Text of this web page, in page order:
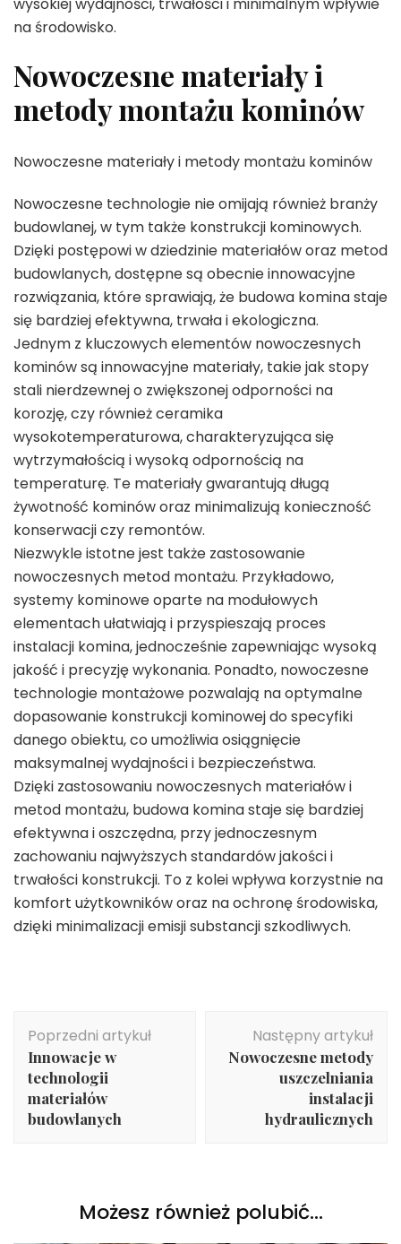
na środowisko.
Nowoczesne materiały i
metody montażu kominów
Nowoczesne materiały i metody montażu kominów
Nowoczesne technologie nie omijają również branży
budowlanej, w tym także konstrukcji kominowych.
Dzięki postępowi w dziedzinie materiałów oraz metod
budowlanych, dostępne są obecnie innowacyjne
rozwiązania, które sprawiają, że budowa komina staje
się bardziej efektywna, trwała i ekologiczna.
Jednym z kluczowych elementów nowoczesnych
kominów są innowacyjne materiały, takie jak stopy
stali nierdzewnej o zwiększonej odporności na
korozję, czy również ceramika
wysokotemperaturowa, charakteryzująca się
wytrzymałością i wysoką odpornością na
temperaturę. Te materiały gwarantują długą
żywotność kominów oraz minimalizują konieczność
konserwacji czy remontów.
Niezwykle istotne jest także zastosowanie
nowoczesnych metod montażu. Przykładowo,
systemy kominowe oparte na modułowych
elementach ułatwiają i przyspieszają proces
instalacji komina, jednocześnie zapewniając wysoką
jakość i precyzję wykonania. Ponadto, nowoczesne
technologie montażowe pozwalają na optymalne
dopasowanie konstrukcji kominowej do specyfiki
danego obiektu, co umożliwia osiągnięcie
maksymalnej wydajności i bezpieczeństwa.
Dzięki zastosowaniu nowoczesnych materiałów i
metod montażu, budowa komina staje się bardziej
efektywna i oszczędna, przy jednoczesnym
zachowaniu najwyższych standardów jakości i
trwałości konstrukcji. To z kolei wpływa korzystnie na
komfort użytkowników oraz na ochronę środowiska,
dzięki minimalizacji emisji substancji szkodliwych.
wpisu
Poprzedni artykuł
Innowacje w
technologii
materiałów
budowlanych
Następny artykuł
Nowoczesne metody
uszczelniania
instalacji
hydraulicznych
Możesz również polubić…